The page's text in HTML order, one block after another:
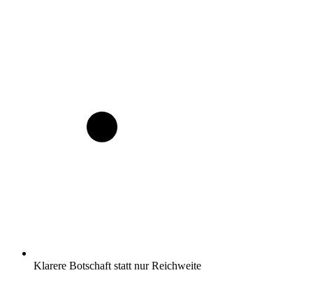
Klarere Botschaft statt nur Reichweite